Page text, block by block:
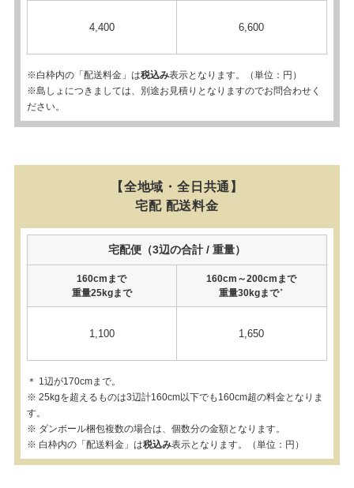
4,400 6,600
※白枠内の「配送料金」は税込み表示となります。（単位：円）
※島しょにつきましては、別途お見積りとなりますのでお問合わせく
ださい。
【全地域・全日共通】
宅配 配送料金
宅配便（3辺の合計 / 重量）
160cmまで
重量25kgまで
160cm～200cmまで
重量30kgまで ＊
1,100 1,650
＊ 1辺が170cmまで。
※ 25kgを超えるものは3辺計160cm以下でも160cm超の料金となりま
す。
※ ダンボール梱包複数の場合は、個数分の金額となります。
※ 白枠内の「配送料金」は税込み表示となります。（単位：円）